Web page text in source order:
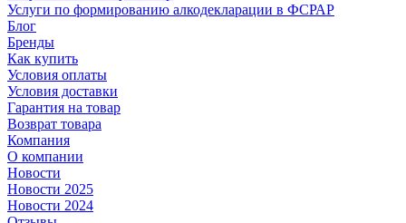
Услуги по формированию алкодекларации в ФСРАР
Блог
Бренды
Как купить
Условия оплаты
Условия доставки
Гарантия на товар
Возврат товара
Компания
О компании
Новости
Новости 2025
Новости 2024